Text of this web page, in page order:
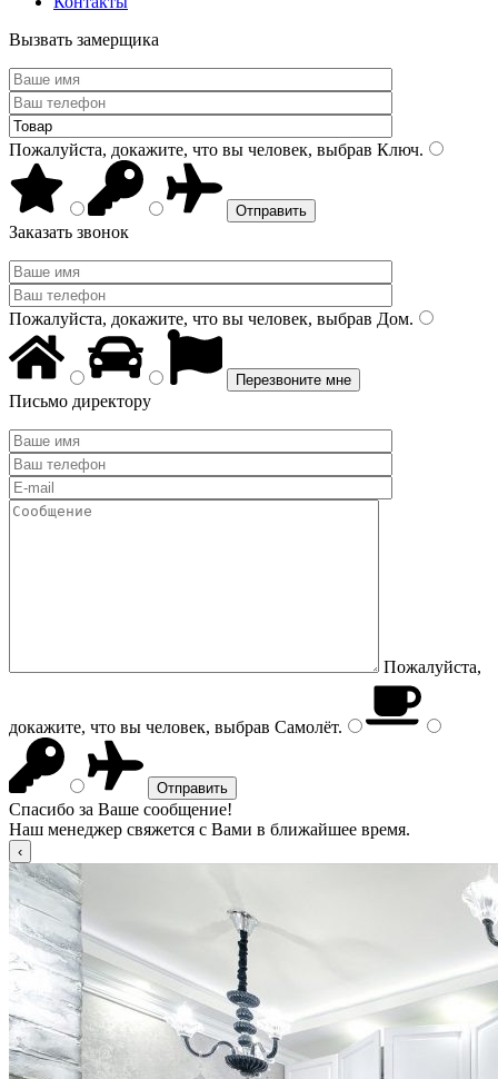
Вызвать замерщика
Пожалуйста, докажите, что вы человек, выбрав Ключ.
Заказать звонок
Пожалуйста, докажите, что вы человек, выбрав Дом.
Письмо директору
Пожалуйста,
докажите, что вы человек, выбрав Самолёт.
Спасибо за Ваше сообщение!
Наш менеджер свяжется с Вами в ближайшее время.